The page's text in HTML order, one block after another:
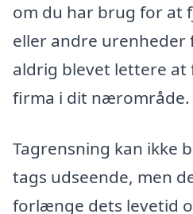
om du har brug for at
eller andre urenheder
aldrig blevet lettere
firma i dit nærområde.
Tagrensning kan ikke
tags udseende, men
forlænge dets levetid